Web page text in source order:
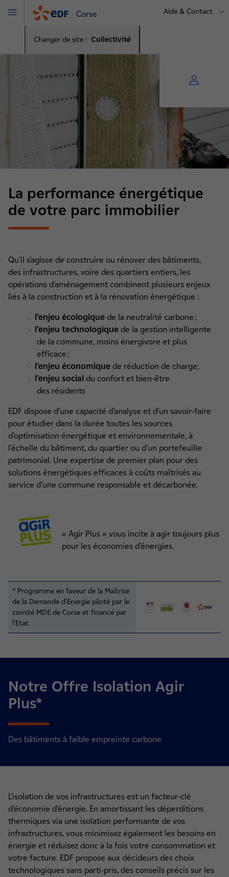
Corse
Changer de site : Collectivité
Aide & Contact
Menu
La performance énergétique
de votre parc immobilier
Qu’il s’agisse de construire ou rénover des bâtiments,
des infrastructures, voire des quartiers entiers, les
opérations d’aménagement combinent plusieurs enjeux
liés à la construction et à la rénovation énergétique :
l’enjeu écologique de la neutralité carbone ;
l’enjeu technologique de la gestion intelligente
de la commune, moins énergivore et plus
efficace ;
l’enjeu économique de réduction de charge;
l’enjeu social du confort et bien-être
des résidents
EDF dispose d’une capacité d’analyse et d’un savoir-faire
pour étudier dans la durée toutes les sources
d’optimisation énergétique et environnementale, à
l’échelle du bâtiment, du quartier ou d’un portefeuille
patrimonial. Une expertise de premier plan pour des
solutions énergétiques efficaces à coûts maîtrisés au
service d’une commune responsable et décarbonée.
« Agir Plus » vous incite à agir toujours plus
pour les économies d’énergies.
* Programme en faveur de la Maîtrise
de la Demande d’Energie piloté par le
comité MDE de Corse et financé par
l’Etat.
Notre Offre Isolation Agir
Plus*
Des bâtiments à faible empreinte carbone
L’isolation de vos infrastructures est un facteur-clé
d’économie d’énergie. En amortissant les déperditions
thermiques via une isolation performante de vos
infrastructures, vous minimisez également les besoins en
énergie et réduisez donc à la fois votre consommation et
votre facture. EDF propose aux décideurs des choix
technologiques sans parti-pris, des conseils précis sur les